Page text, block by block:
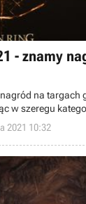
- znamy
na targach
w szeregu
wyróżnień.
2021 10:32